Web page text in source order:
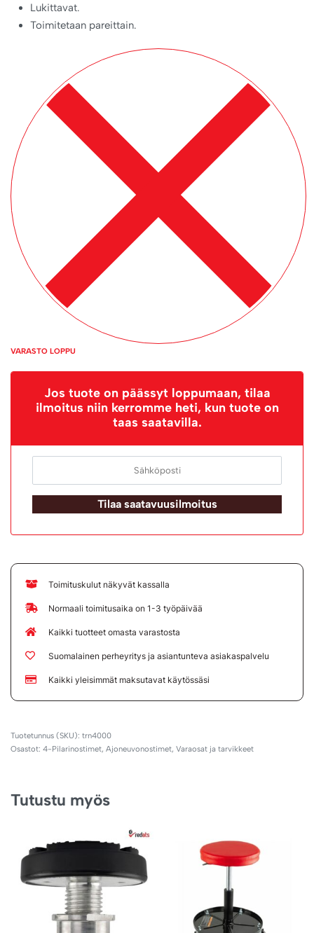
Lukittavat.
Toimitetaan pareittain.
VARASTO LOPPU
Jos tuote on päässyt loppumaan, tilaa
ilmoitus niin kerromme heti, kun tuote on
taas saatavilla.
Tilaa saatavuusilmoitus
Toimituskulut näkyvät kassalla
Normaali toimitusaika on 1-3 työpäivää
Kaikki tuotteet omasta varastosta
Suomalainen perheyritys ja asiantunteva asiakaspalvelu
Kaikki yleisimmät maksutavat käytössäsi
trn4000
Osastot: 4-Pilarinostimet, Ajoneuvonostimet, Varaosat ja tarvikkeet
Tutustu myös